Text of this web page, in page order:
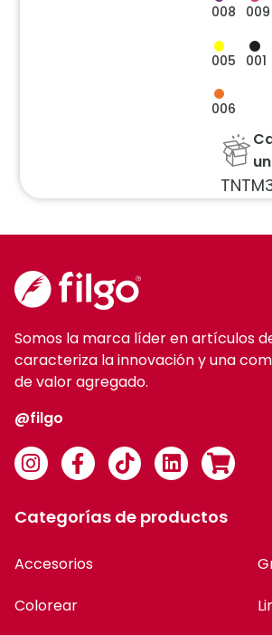
008 009
005 001
006
Somos la marca líder en artículos
caracteriza la innovación y una
de valor agregado.
@filgo
Categorías de productos
Accesorios
Colorear